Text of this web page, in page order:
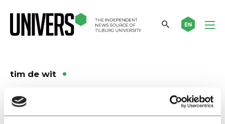
EN
tim de wit
Former NOS correspondent Tim